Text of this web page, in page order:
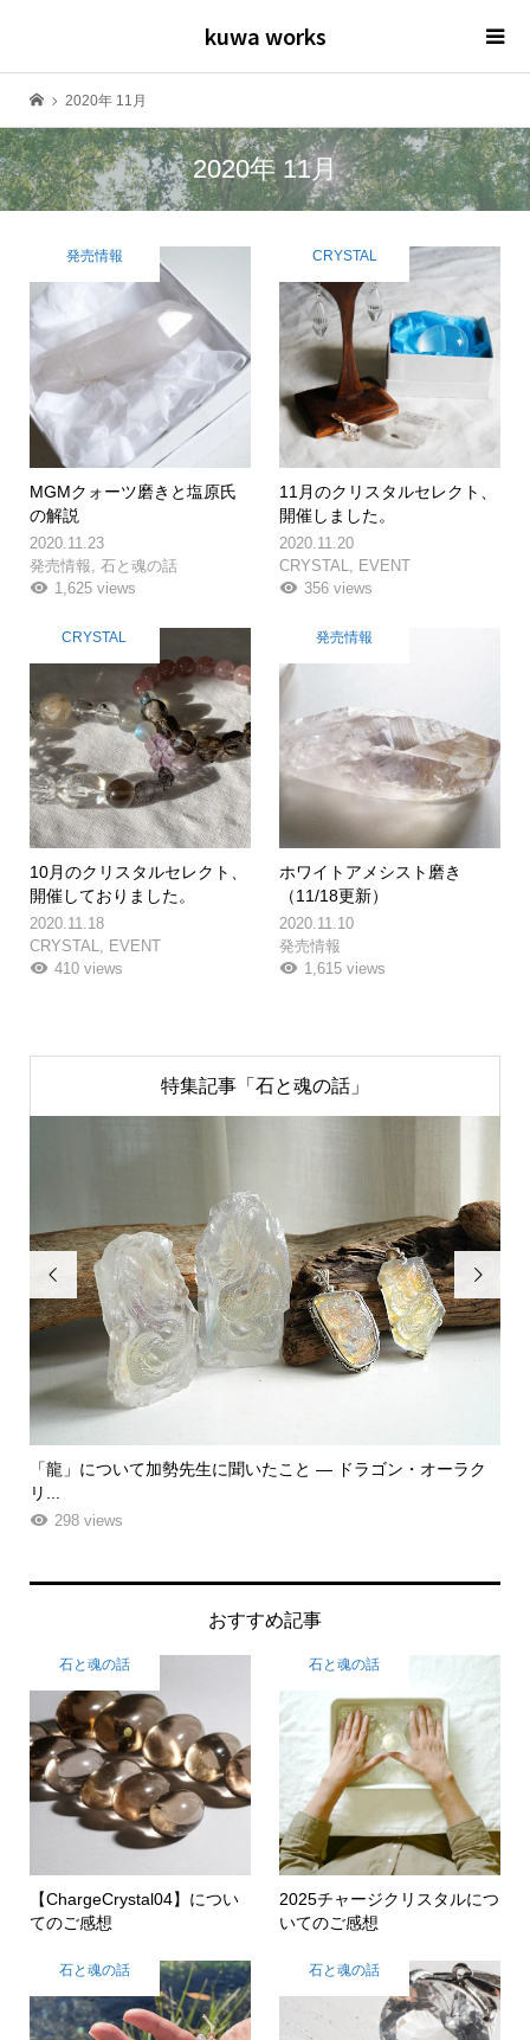
kuwa works
2020年 11月
2020年 11月
発売情報
MGMクォーツ磨きと塩原氏
の解説
2020.11.23
発売情報 石と魂の話
1,625 views
CRYSTAL
11月のクリスタルセレクト、
開催しました。
2020.11.20
CRYSTAL
EVENT
356 views
CRYSTAL
10月のクリスタルセレクト、
開催しておりました。
2020.11.18
CRYSTAL, EVENT
410 views
発売情報
ホワイトアメシスト磨き
（11/18更新）
2020.11.10
発売情報
1,615 views
特集記事「石と魂の話」

「龍」について加勢先生に聞いたこと ― ドラゴン・オーラク
リ...
298 views

おすすめ記事
石と魂の話
【ChargeCrystal04】につい
てのご感想
石と魂の話
2025チャージクリスタルにつ
いてのご感想
石と魂の話 石と魂の話